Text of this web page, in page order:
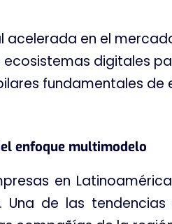
acelerada en el
ecosistemas digitales
fundamentales
enfoque multimodelo
en
. Una de las